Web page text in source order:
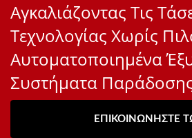
Αγκαλιάζοντας Τις
Τεχνολογίας Χωρίς
Αυτοματοποιημένα
Συστήματα
ΕΠΙΚΟΙΝΩΝΉΣΤΕ